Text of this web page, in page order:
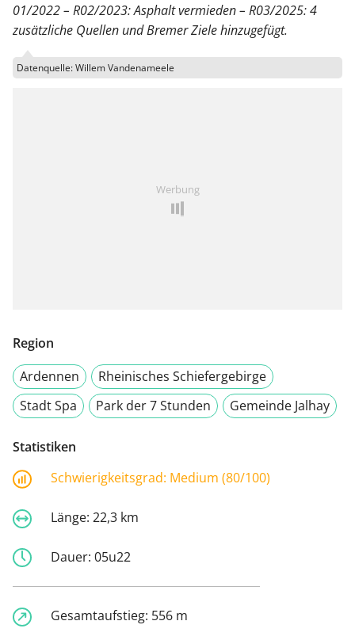
01/2022 – R02/2023: Asphalt vermieden – R03/2025: 4
zusätzliche Quellen und Bremer Ziele hinzugefügt.
Datenquelle: Willem Vandenameele
Werbung
Region
Ardennen
Rheinisches Schiefergebirge
Stadt Spa
Park der 7 Stunden Gemeinde Jalhay
Statistiken
Schwierigkeitsgrad: Medium (80/100)
Länge: 22,3 km
Dauer: 05u22
Gesamtaufstieg: 556 m